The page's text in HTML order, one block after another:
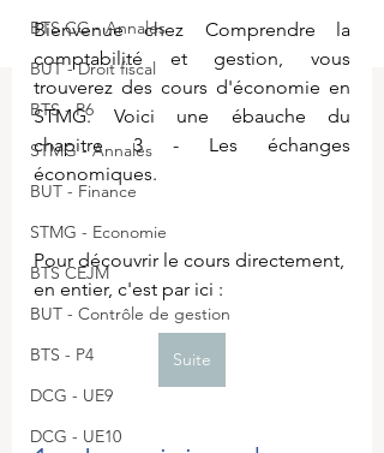
BTS CG - Annales
BUT - Droit fiscal
BTS - P6
STMG - Annales
BUT - Finance
STMG - Economie
BTS CEJM
BUT - Contrôle de gestion
BTS - P4
DCG - UE9
DCG - UE10
Bienvenue chez Comprendre la
comptabilité et gestion, vous
trouverez des cours d'économie en
STMG. Voici une ébauche du
chapitre 3 - Les échanges
économiques.
Pour découvrir le cours directement,
en entier, c'est par ici :
Suite